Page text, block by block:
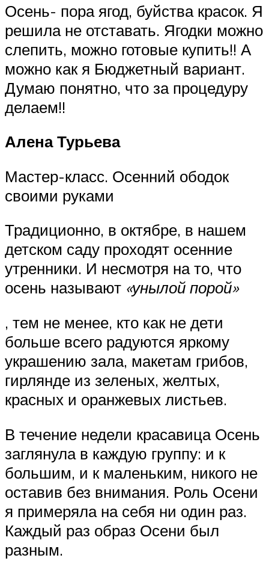
Осень- пора ягод, буйства красок. Я
решила не отставать. Ягодки можно
слепить, можно готовые купить!! А
можно как я Бюджетный вариант.
Думаю понятно, что за процедуру
делаем!!
Алена Турьева
Мастер-класс. Осенний ободок
своими руками
Традиционно, в октябре, в нашем
детском саду проходят осенние
утренники. И несмотря на то, что
осень называют «унылой порой»
, тем не менее, кто как не дети
больше всего радуются яркому
украшению зала, макетам грибов,
гирлянде из зеленых, желтых,
красных и оранжевых листьев.
В течение недели красавица Осень
заглянула в каждую группу: и к
большим, и к маленьким, никого не
оставив без внимания. Роль Осени
я примеряла на себя ни один раз.
Каждый раз образ Осени был
разным.